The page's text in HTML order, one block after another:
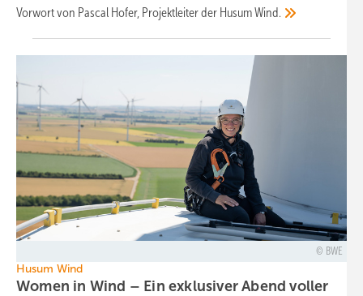
Vorwort von Pascal Hofer, Projektleiter der HusumWind.
BWE
Husum Wind
Women in Wind – Ein exklusiver Abend voller